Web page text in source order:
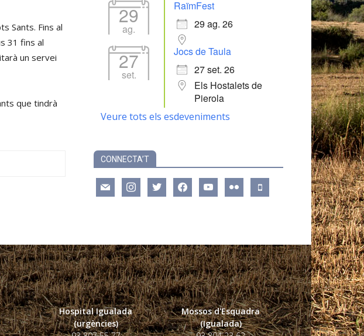
Sants. Fins al
31 fins al
un servei
que tindrà
29
ag.
RaïmFest
29 ag. 26
27
set.
Jocs de Taula
27 set. 26
Els Hostalets de
Pierola
Veure tots els esdeveniments
CONNECTA’T
mail instagramtwitter facebookyoutube flickr mobile
Hospital Igualada
(urgències)
Mossos d'Esquadra
(Igualada)